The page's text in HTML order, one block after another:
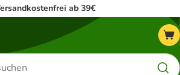
ab 39€